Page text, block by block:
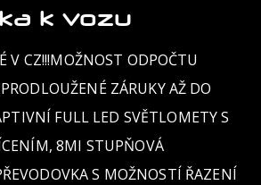
k vozu
V CZ!!!MOŽNOST ODPOČTU
ZÁRUKY AŽ DO
FULL LED SVĚTLOMETY S
8MI STUPŇOVÁ
S MOŽNOSTÍ ŘAZENÍ